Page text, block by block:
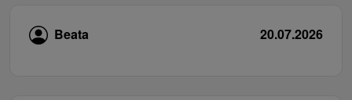
Beata 20.07.2026